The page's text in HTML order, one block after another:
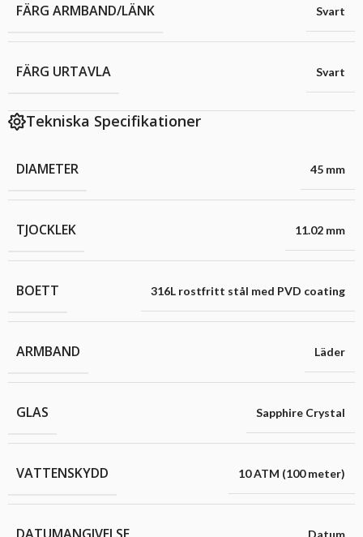
FÄRG ARMBAND/LÄNK Svart
FÄRG URTAVLA Svart
Tekniska Specifikationer
DIAMETER 45 mm
TJOCKLEK 11.02 mm
BOETT 316L rostfritt stål med PVD coating
ARMBAND Läder
GLAS Sapphire Crystal
VATTENSKYDD 10 ATM (100 meter)
Datum